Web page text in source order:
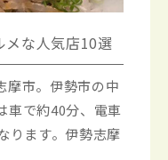
メな人気店10選
摩市。伊勢市の中
車で約40分、電車
ります。伊勢志摩